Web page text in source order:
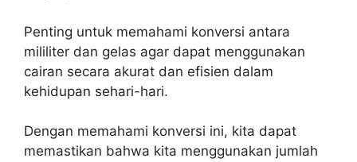
Penting untuk memahami konversi antara
mililiter dan gelas agar dapat menggunakan
cairan secara akurat dan efisien dalam
kehidupan sehari-hari.
Dengan memahami konversi ini, kita dapat
memastikan bahwa kita menggunakan jumlah